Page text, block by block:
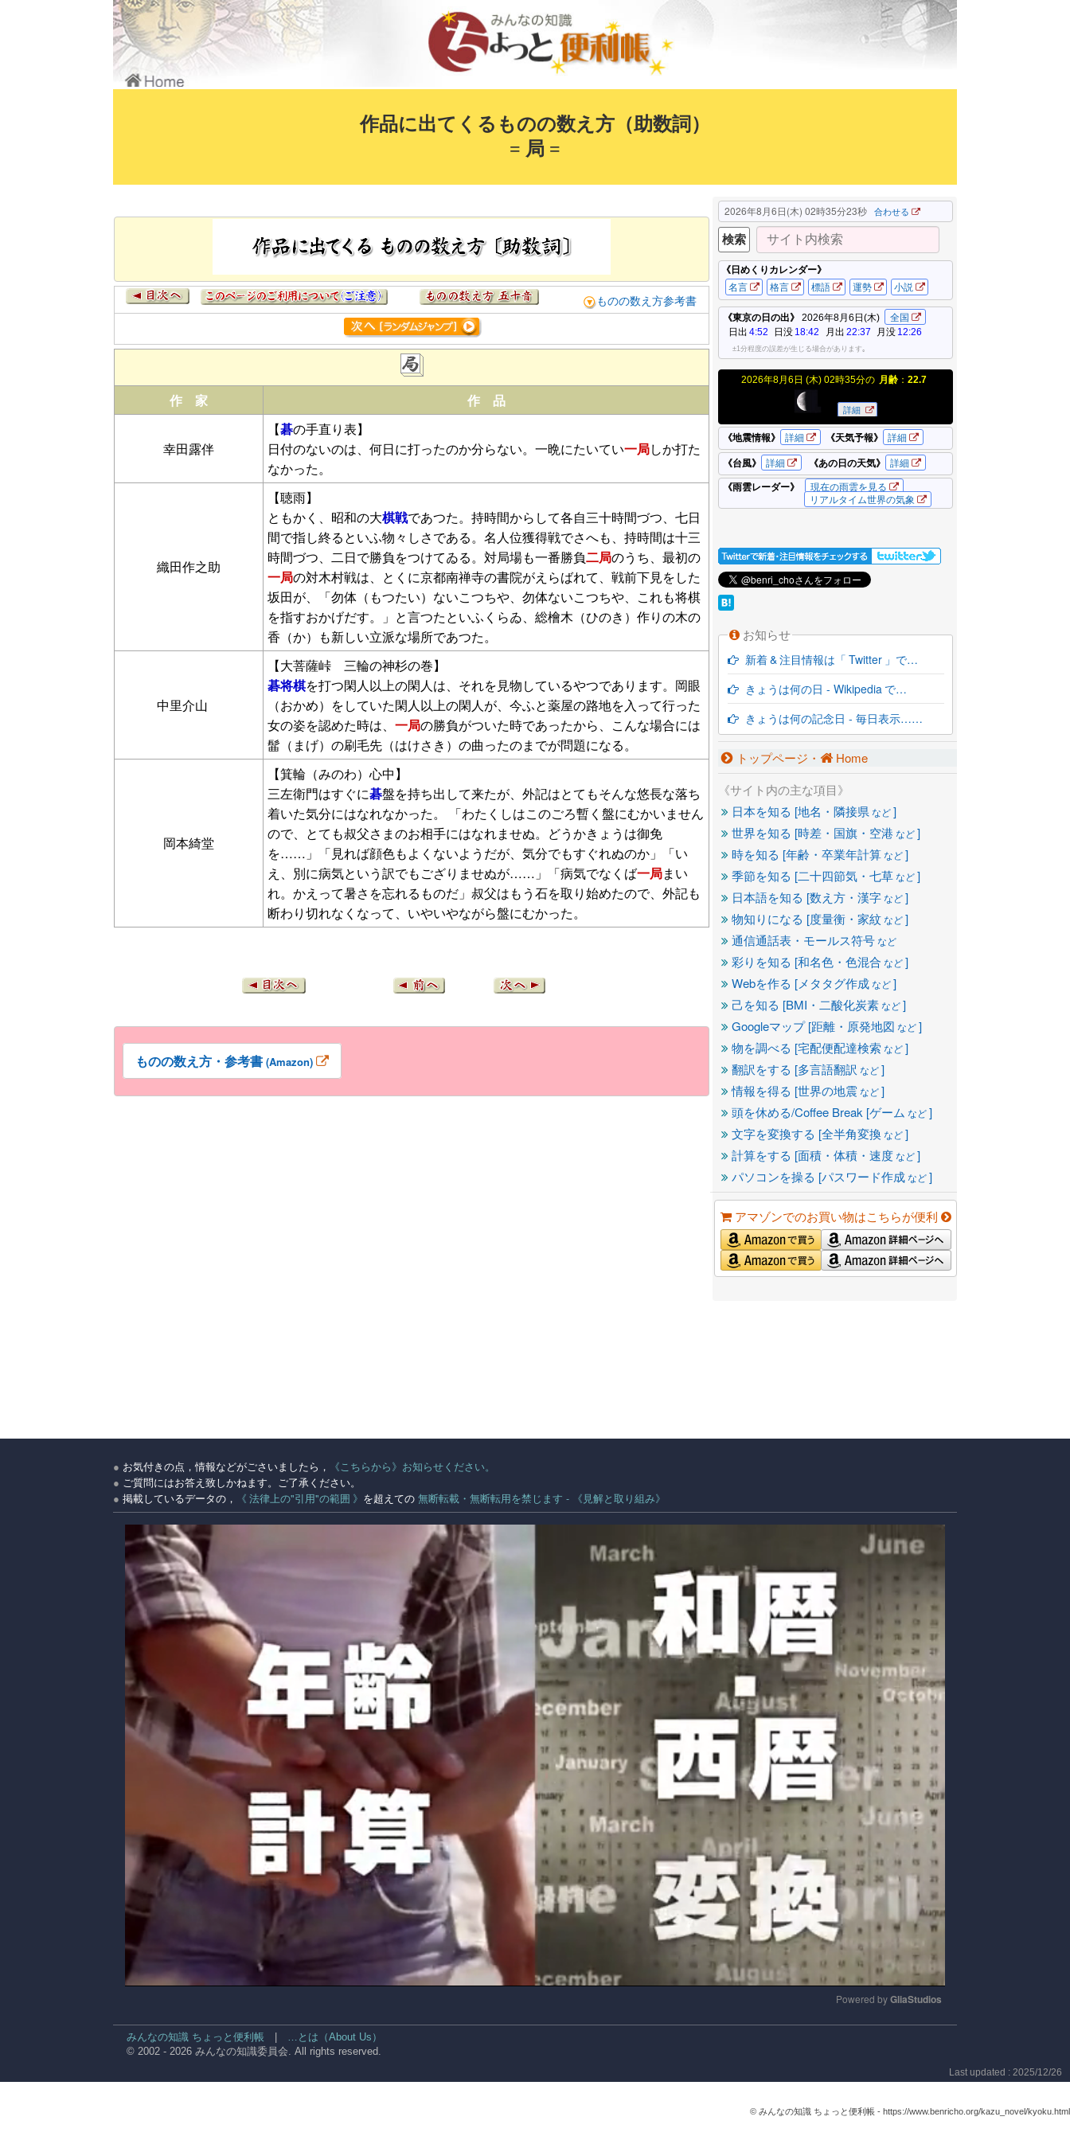
作品に出てくるものの数え方（助数詞）
= 局 =
ものの数え方参考書
作 家 作 品
幸田露伴
【碁の手直り表】
日付のないのは、何日に打ったのか分らない。一晩にたいてい一局しか打た
なかった。
織田作之助
【聴雨】
ともかく、昭和の大棋戦であつた。持時間からして各自三十時間づつ、七日
間で指し終るといふ物々しさである。名人位獲得戦でさへも、持時間は十三
時間づつ、二日で勝負をつけてゐる。対局場も一番勝負二局のうち、最初の
一局の対木村戦は、とくに京都南禅寺の書院がえらばれて、戦前下見をした
坂田が、「勿体（もつたい）ないこつちや、勿体ないこつちや、これも将棋
を指すおかげだす。」と言つたといふくらゐ、総檜木（ひのき）作りの木の
香（か）も新しい立派な場所であつた。
中里介山
【大菩薩峠 三輪の神杉の巻】
碁将棋を打つ閑人以上の閑人は、それを見物しているやつであります。岡眼
（おかめ）をしていた閑人以上の閑人が、今ふと薬屋の路地を入って行った
女の姿を認めた時は、 一局の勝負がついた時であったから、こんな場合には
髷（まげ）の刷毛先（はけさき）の曲ったのまでが問題になる。
岡本綺堂
【箕輪（みのわ）心中】
三左衛門はすぐに碁盤を持ち出して来たが、外記はとてもそんな悠長な落ち
着いた気分にはなれなかった。 「わたくしはこのごろ暫く盤にむかいません
ので、とても叔父さまのお相手にはなれませぬ。どうかきょうは御免
を……」「見れば顔色もよくないようだが、気分でもすぐれぬのか」「い
え、別に病気という訳でもござりませぬが……」「病気でなくば一局まい
れ。かえって暑さを忘れるものだ」叔父はもう石を取り始めたので、外記も
断わり切れなくなって、いやいやながら盤にむかった。
ものの数え方・参考書 (Amazon)
2026年8月6日(木) 02時35分24秒 合わせる
お知らせ
新着 & 注目情報は「 Twitter 」で…
きょうは何の日 - Wikipedia で…
きょうは何の記念日 - 毎日表示……
トップページ・
Home
《サイト内の主な項目》
日本を知る [地名・隣接県 など]
世界を知る [時差・国旗・空港 など]
時を知る [年齢・卒業年計算など]
季節を知る [二十四節気・七草など]
日本語を知る [数え方・漢字など]
物知りになる [度量衡・家紋など]
通信通話表・モールス符号など
彩りを知る [和名色・色混合 など]
Webを作る [メタタグ作成など]
己を知る [BMI・二酸化炭素など]
Googleマップ [距離・原発地図 など]
物を調べる [宅配便配達検索など]
翻訳をする [多言語翻訳 など]
情報を得る [世界の地震など]
頭を休める/Coffee Break [ゲーム など]
文字を変換する [全半角変換など]
計算をする [面積・体積・速度など]
パソコンを操る [パスワード作成など]
アマゾンでのお買い物はこちらが便利
● お気付きの点，情報などがごさいましたら，
《こちらから》お知らせください。
● ご質問にはお答え致しかねます。ご了承ください。
● 掲載しているデータの， 《 法律上の"引用"の範囲 》 を超えての 無断転載・無断転用を禁じます - 《見解と取り組み》
Powered by GliaStudios
みんなの知識 ちょっと便利帳
…とは（About Us）
© 2002 - 2026 みんなの知識委員会. All rights reserved.
Last updated : 2025/12/26
© みんなの知識 ちょっと便利帳 - https://www.benricho.org/kazu_novel/kyoku.html